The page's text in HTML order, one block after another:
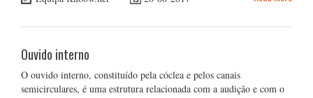
Ouvido interno
O ouvido interno, constituído pela cóclea e pelos canais
semicirculares, é uma estrutura relacionada com a audição e com o